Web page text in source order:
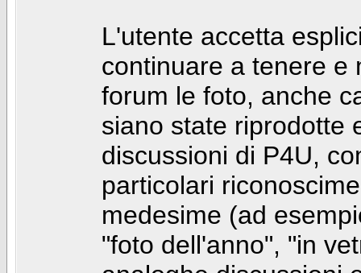
L'utente accetta
continuare a tenere e
forum le foto, anche
siano state riprodotte
discussioni di P4U,
particolari
medesime (ad
"foto dell'anno", "in